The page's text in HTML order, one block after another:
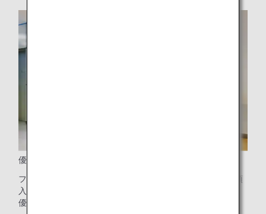
優先降機
ファーストクラスのお客様は優先的に降機いただけます。預
入手荷物のあるお客様は、手荷物受取所へお越しください。
優先的に速やかに手荷物をお引き取りいただけます。